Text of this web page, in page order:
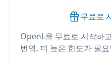
무료로
OpenL을 무료로 시작하
번역, 더 높은 한도가 필